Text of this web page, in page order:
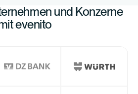
und Konzerne
evenito